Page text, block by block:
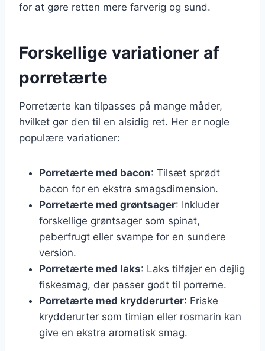
for at gøre retten mere farverig og sund.
Forskellige variationer af
porretærte
Porretærte kan tilpasses på mange måder,
hvilket gør den til en alsidig ret. Her er nogle
populære variationer:
Porretærte med bacon: Tilsæt sprødt
bacon for en ekstra smagsdimension.
Porretærte med grøntsager: Inkluder
forskellige grøntsager som spinat,
peberfrugt eller svampe for en sundere
version.
Porretærte med laks: Laks tilføjer en dejlig
fiskesmag, der passer godt til porrerne.
Porretærte med krydderurter: Friske
krydderurter som timian eller rosmarin kan
give en ekstra aromatisk smag.